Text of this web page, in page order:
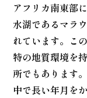
アフリカ南東部
水湖であるマラ
れています。こ
特の地質環境を
所でもあります
中で長い年月を